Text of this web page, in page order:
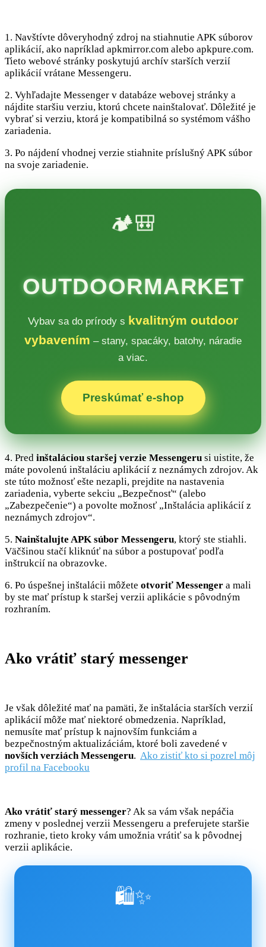
1. Navštívte dôveryhodný zdroj na stiahnutie APK súborov
aplikácií, ako napríklad apkmirror.com alebo apkpure.com.
Tieto webové stránky poskytujú archív starších verzií
aplikácií vrátane Messengeru.
2. Vyhľadajte Messenger v databáze webovej stránky a
nájdite staršiu verziu, ktorú chcete nainštalovať. Dôležité je
vybrať si verziu, ktorá je kompatibilná so systémom vášho
zariadenia.
3. Po nájdení vhodnej verzie stiahnite príslušný APK súbor
na svoje zariadenie.
🏕️🎒
OUTDOORMARKET
Vybav sa do prírody s kvalitným outdoor
vybavením – stany, spacáky, batohy, náradie
a viac.
Preskúmať e‑shop
4. Pred inštaláciou staršej verzie Messengeru si uistite, že
máte povolenú inštaláciu aplikácií z neznámych zdrojov. Ak
ste túto možnosť ešte nezapli, prejdite na nastavenia
zariadenia, vyberte sekciu „Bezpečnosť“ (alebo
„Zabezpečenie“) a povolte možnosť „Inštalácia aplikácií z
neznámych zdrojov“.
5. Nainštalujte APK súbor Messengeru, ktorý ste stiahli.
Väčšinou stačí kliknúť na súbor a postupovať podľa
inštrukcií na obrazovke.
6. Po úspešnej inštalácii môžete otvoriť Messenger a mali
by ste mať prístup k staršej verzii aplikácie s pôvodným
rozhraním.
Ako vrátiť starý messenger
Je však dôležité mať na pamäti, že inštalácia starších verzií
aplikácií môže mať niektoré obmedzenia. Napríklad,
nemusíte mať prístup k najnovším funkciám a
bezpečnostným aktualizáciám, ktoré boli zavedené v
novších verziách Messengeru. Ako zistiť kto si pozrel môj
profil na Facebooku
Ako vrátiť starý messenger? Ak sa vám však nepáčia
zmeny v poslednej verzii Messengeru a preferujete staršie
rozhranie, tieto kroky vám umožnia vrátiť sa k pôvodnej
verzii aplikácie.
🛍️✨